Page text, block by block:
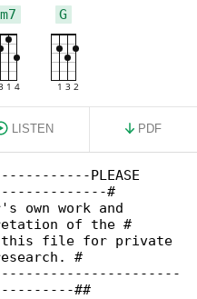
G
LISTEN PDF
PLEASE
#
own work and
of the #
this file for private
#
##